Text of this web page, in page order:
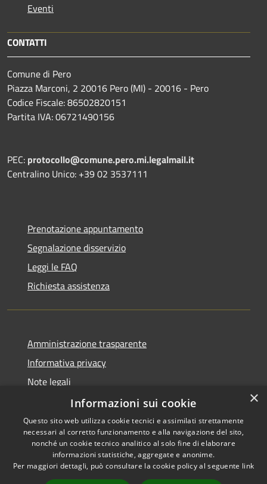
Eventi
CONTATTI
Comune di Pero
Piazza Marconi, 2 20016 Pero (MI) - 20016 - Pero
Codice Fiscale: 86502820151
Partita IVA: 06721490156
PEC: protocollo@comune.pero.mi.legalmail.it
Centralino Unico: +39 02 3537111
Prenotazione appuntamento
Segnalazione disservizio
Leggi le FAQ
Richiesta assistenza
Amministrazione trasparente
Informativa privacy
Note legali
Dichiarazione di accessibilità
RSS
Accessibilità
Copyright © 2026 • Comune di
Pero • Powered by
×
Informazioni sui cookie
Questo sito web utilizza cookie tecnici e assimilati strettamente
necessari al corretto funzionamento e alla navigazione del sito,
nonché un cookie tecnico analitico al solo fine di elaborare
informazioni statistiche, aggregate e anonime.
Per maggiori dettagli, può consultare la cookie policy al seguente link